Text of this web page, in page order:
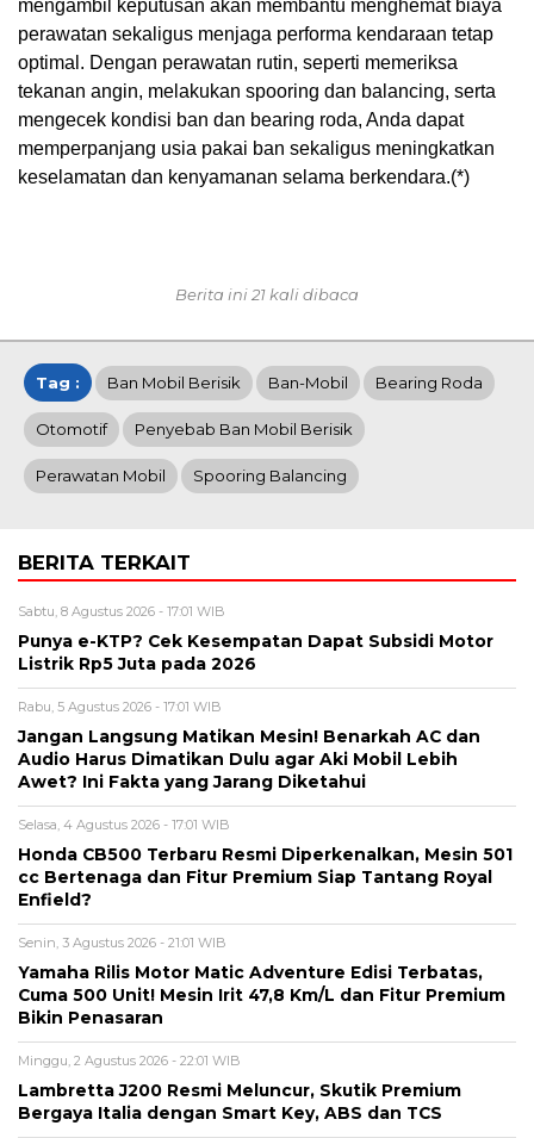
mengambil keputusan akan membantu menghemat biaya
perawatan sekaligus menjaga performa kendaraan tetap
optimal. Dengan perawatan rutin, seperti memeriksa
tekanan angin, melakukan spooring dan balancing, serta
mengecek kondisi ban dan bearing roda, Anda dapat
memperpanjang usia pakai ban sekaligus meningkatkan
keselamatan dan kenyamanan selama berkendara.(*)
Berita ini 21 kali dibaca
Tag : Ban Mobil Berisik Ban-Mobil Bearing Roda
Otomotif Penyebab Ban Mobil Berisik
Perawatan Mobil Spooring Balancing
BERITA TERKAIT
Sabtu, 8 Agustus 2026 - 17:01 WIB
Punya e-KTP? Cek Kesempatan Dapat Subsidi Motor
Listrik Rp5 Juta pada 2026
Rabu, 5 Agustus 2026 - 17:01 WIB
Jangan Langsung Matikan Mesin! Benarkah AC dan
Audio Harus Dimatikan Dulu agar Aki Mobil Lebih
Awet? Ini Fakta yang Jarang Diketahui
Selasa, 4 Agustus 2026 - 17:01 WIB
Honda CB500 Terbaru Resmi Diperkenalkan, Mesin 501
cc Bertenaga dan Fitur Premium Siap Tantang Royal
Enfield?
Senin, 3 Agustus 2026 - 21:01 WIB
Yamaha Rilis Motor Matic Adventure Edisi Terbatas,
Cuma 500 Unit! Mesin Irit 47,8 Km/L dan Fitur Premium
Bikin Penasaran
Minggu, 2 Agustus 2026 - 22:01 WIB
Lambretta J200 Resmi Meluncur, Skutik Premium
Bergaya Italia dengan Smart Key, ABS dan TCS